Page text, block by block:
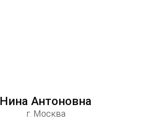
Нина Антоновна
г. Москва